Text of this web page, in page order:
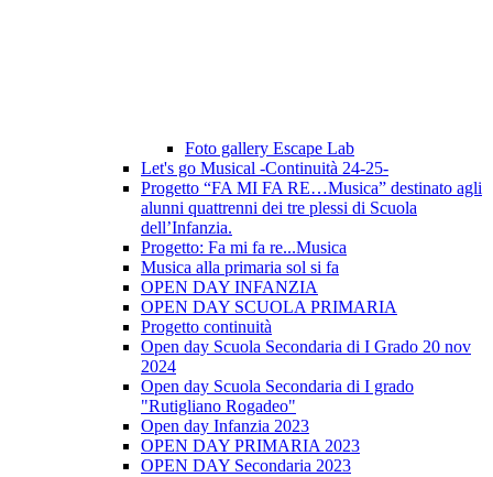
Foto gallery Escape Lab
Let's go Musical -Continuità 24-25-
Progetto “FA MI FA RE…Musica” destinato agli
alunni quattrenni dei tre plessi di Scuola
dell’Infanzia.
Progetto: Fa mi fa re...Musica
Musica alla primaria sol si fa
OPEN DAY INFANZIA
OPEN DAY SCUOLA PRIMARIA
Progetto continuità
Open day Scuola Secondaria di I Grado 20 nov
2024
Open day Scuola Secondaria di I grado
"Rutigliano Rogadeo"
Open day Infanzia 2023
OPEN DAY PRIMARIA 2023
OPEN DAY Secondaria 2023